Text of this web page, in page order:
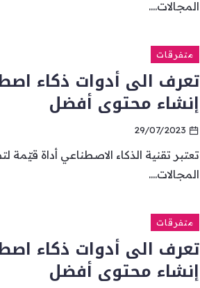
المجالات....
متفرقات
تعرف الى أدوات ذكاء
إنشاء محتوى أفضل
29/07/2023
تعتبر تقنية الذكاء الاصطناعي أداة
المجالات....
متفرقات
تعرف الى أدوات ذكاء
إنشاء محتوى أفضل